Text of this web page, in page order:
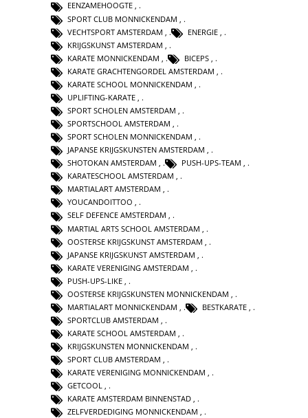
EENZAMEHOOGTE ,
SPORT CLUB MONNICKENDAM
VECHTSPORT AMSTERDAM
ENERGIE
KRIJGSKUNST AMSTERDAM
KARATE MONNICKENDAM
BICEPS
KARATE GRACHTENGORDEL AMSTERDAM
KARATE SCHOOL MONNICKENDAM
UPLIFTING-KARATE
SPORT SCHOLEN AMSTERDAM
SPORTSCHOOL AMSTERDAM ,
SPORT SCHOLEN MONNICKENDAM ,
JAPANSE KRIJGSKUNSTEN AMSTERDAM ,
SHOTOKAN AMSTERDAM , PUSH-UPS-TEAM ,
KARATESCHOOL AMSTERDAM ,
MARTIALART AMSTERDAM ,
YOUCANDOITTOO ,
SELF DEFENCE AMSTERDAM ,
MARTIAL ARTS SCHOOL AMSTERDAM
OOSTERSE KRIJGSKUNST AMSTERDAM
JAPANSE KRIJGSKUNST AMSTERDAM
KARATE VERENIGING AMSTERDAM
PUSH-UPS-LIKE
OOSTERSE KRIJGSKUNSTEN MONNICKENDAM
MARTIALART MONNICKENDAM
BESTKARATE
SPORTCLUB AMSTERDAM
KARATE SCHOOL AMSTERDAM ,
KRIJGSKUNSTEN MONNICKENDAM ,
SPORT CLUB AMSTERDAM ,
KARATE VERENIGING MONNICKENDAM ,
GETCOOL ,
KARATE AMSTERDAM BINNENSTAD ,
ZELFVERDEDIGING MONNICKENDAM ,